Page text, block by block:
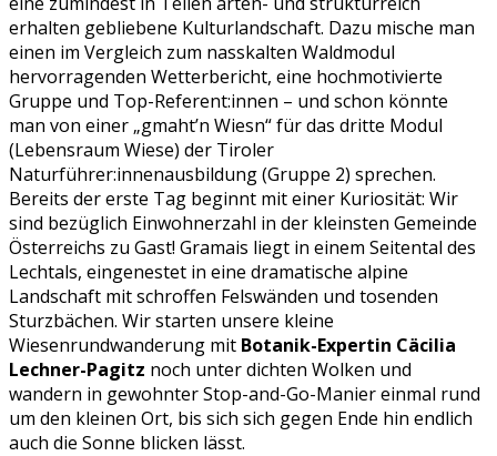
erhalten gebliebene Kulturlandschaft. Dazu mische man
einen im Vergleich zum nasskalten Waldmodul
hervorragenden Wetterbericht, eine hochmotivierte
Gruppe und Top-Referent:innen – und schon könnte
man von einer „gmaht’n Wiesn“ für das dritte Modul
(Lebensraum Wiese) der Tiroler
Naturführer:innenausbildung (Gruppe 2) sprechen.
Bereits der erste Tag beginnt mit einer Kuriosität: Wir
sind bezüglich Einwohnerzahl in der kleinsten Gemeinde
Österreichs zu Gast! Gramais liegt in einem Seitental des
Lechtals, eingenestet in eine dramatische alpine
Landschaft mit schroffen Felswänden und tosenden
Sturzbächen. Wir starten unsere kleine
Wiesenrundwanderung mit Botanik-Expertin Cäcilia
Lechner-Pagitz noch unter dichten Wolken und
wandern in gewohnter Stop-and-Go-Manier einmal rund
um den kleinen Ort, bis sich sich gegen Ende hin endlich
auch die Sonne blicken lässt.